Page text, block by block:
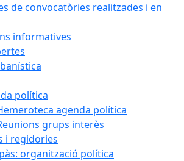
de convocatòries realitzades i en
informatives
política
agenda política
grups interès
i regidories
organització política